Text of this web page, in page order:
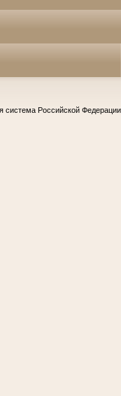
система Российской